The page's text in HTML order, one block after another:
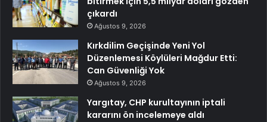
çıkardı
Ağustos 9, 2026
Kırkdilim Geçişinde Yeni Yol
Düzenlemesi Köylüleri Mağdur Etti:
Can Güvenliği Yok
Ağustos 9, 2026
Yargıtay, CHP kurultayının iptali
kararını ön incelemeye aldı